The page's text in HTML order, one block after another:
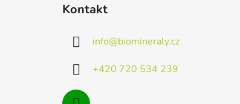
Kontakt
info@biomineraly.cz
+420 720 534 239